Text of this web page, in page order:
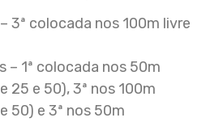
3ª colocada nos 100m livre
– 1ª colocada nos 50m
25 e 50), 3ª nos 100m
50) e 3ª nos 50m